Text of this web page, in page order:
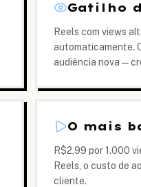
Gatilho
Reels com views
automaticamente.
audiência nova —
O mais
R$2,99 por 1.000
Reels, o custo de
cliente.